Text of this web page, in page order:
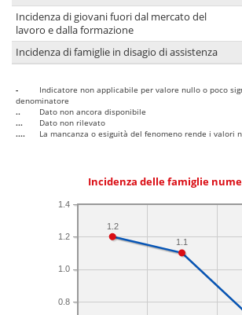
Incidenza di giovani fuori dal mercato del
lavoro e dalla formazione
Incidenza di famiglie in disagio di assistenza
-
Indicatore non applicabile per valore nullo o poco
denominatore
..
Dato non ancora disponibile
...
Dato non rilevato
....
La mancanza o esiguità del fenomeno rende i valori
Incidenza delle famiglie
0.8
1.0
1.2
1.4
1.1
1.2